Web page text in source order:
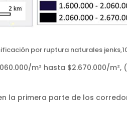
por ruptura naturales
m² hasta $2.670.000/m²,
la primera parte de los